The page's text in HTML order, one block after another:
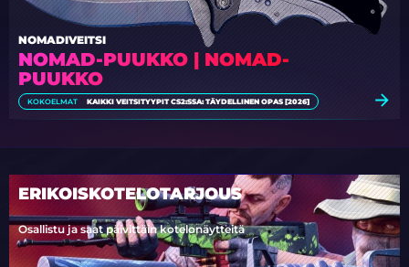
NOMAD-PUUKKO | NOMAD-
PUUKKO
NOMADIVEITSI
KOKOELMAT KAIKKI VEITSITYYPIT CS2:SSA: TÄYDELLINEN OPAS [2026]
ERIKOISKOTELOTARJOUS
Osallistu ja saat päivittäin kotelonäytteitä